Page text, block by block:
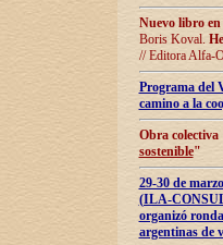
Nuevo libro
Boris Koval.
// Editora Alfa-
Programa del
camino a la
Obra
sostenible"
29-30 de
(ILA-
organizó
argentinas de